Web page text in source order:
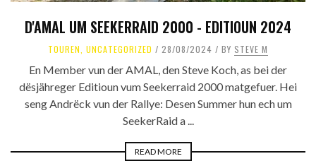
D'AMAL UM SEEKERRAID 2000 - EDITIOUN 2024
TOUREN UNCATEGORIZED 28/08/2024 BY STEVE M
En Member vun der AMAL, den Steve Koch, as bei der
dësjähreger Editioun vum Seekerraid 2000 matgefuer. Hei
seng Andrëck vun der Rallye: Desen Summer hun ech um
SeekerRaid a ...
READ MORE